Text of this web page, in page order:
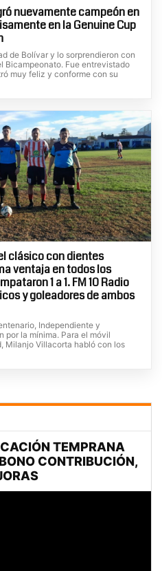
nuevamente campeón en
en la Genuine Cup
de Bolívar y lo sorprendieron con
Bicampeonato. Fue entrevistado
muy feliz y conforme con su
clásico con dientes
ventaja en todos los
1 a 1. FM 10 Radio
y goleadores de ambos
Independiente y
por la mínima. Para el móvil
Milanjo Villacorta habló con los